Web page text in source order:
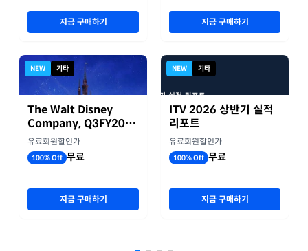
지금 구매하기
NEW 기타
The Walt Disney
Company, Q3FY2026
실적자료
유료회원할인가
100% Off 무료
지금 구매하기
지금 구매하기
NEW 기타
ITV 2026 상반기 실적
리포트
유료회원할인가
100% Off 무료
지금 구매하기